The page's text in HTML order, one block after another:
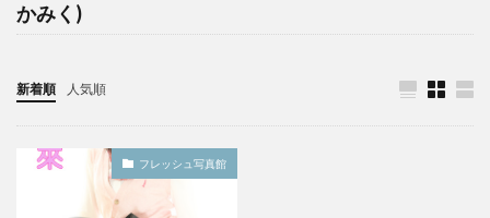
かみく)
新着順 人気順
フレッシュ写真館